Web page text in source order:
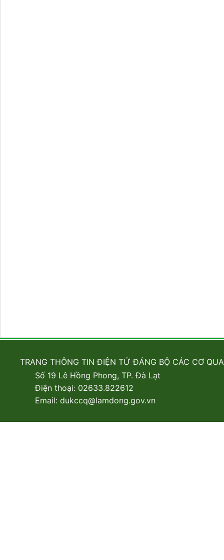
TRANG THÔNG TIN ĐIỆN TỬ ĐẢNG BỘ CÁC CƠ
Số 19 Lê Hồng Phong, TP. Đà Lạt
Điện thoại: 02633.822612
Email: dukccq@lamdong.gov.vn